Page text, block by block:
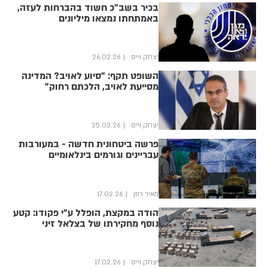
בכיר בשב"כ חשוד בהברחות לעזה,
באמתחתו נמצאו מיליונים
יצחק וייס 26.02.26
השופט תקף: "סיוע לאויב? המדינה
מסייעת לאויב, הלכתם רחוק"
יצחק וייס 25.02.26
פרשה ביטחונית חדשה - במעורבות
עבריינים וגורמים בינלאומיים
מאיר רוזן 17.02.26
הודה במקצת, הופלל ע"י פקודו: קטע
נוסף מחקירתו של בצלאל זיני
יצחק וייס 17.02.26